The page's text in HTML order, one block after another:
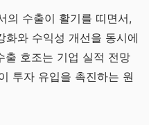
의 수출이 활기를 띠면서,
화와 수익성 개선을 동시에
출 호조는 기업 실적 전망
투자 유입을 촉진하는 원